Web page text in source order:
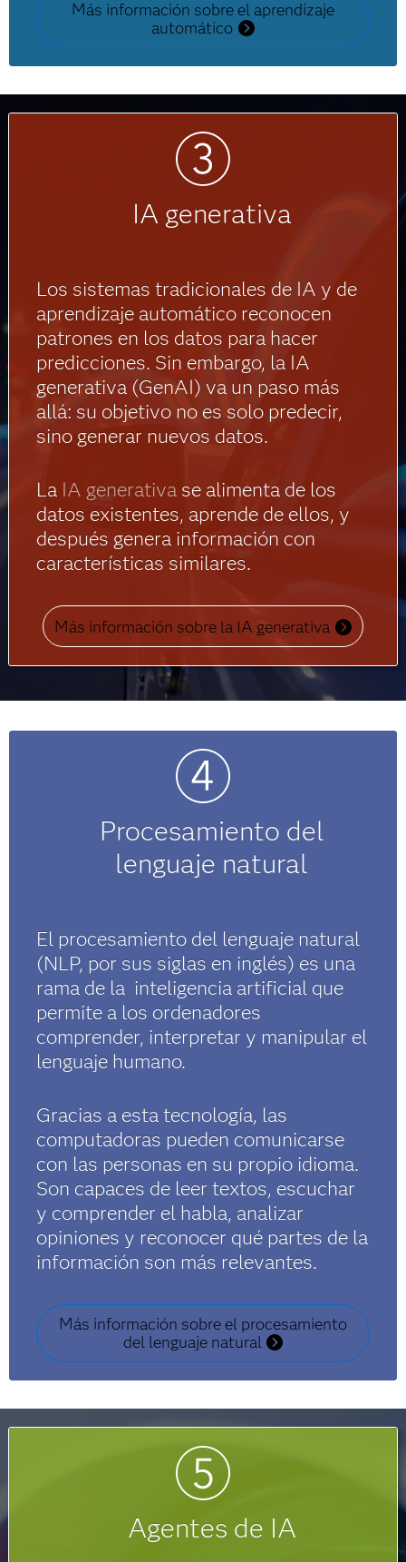
Más información sobre el aprendizaje
automático
IA generativa
Los sistemas tradicionales de IA y de
aprendizaje automático reconocen
patrones en los datos para hacer
predicciones. Sin embargo, la IA
generativa (GenAI) va un paso más
allá: su objetivo no es solo predecir,
sino generar nuevos datos.
La IA generativase alimenta de los
datos existentes, aprende de ellos, y
después genera información con
características similares.
Más información sobre la IA generativa
Procesamiento del
lenguaje natural
El procesamiento del lenguaje natural
(NLP, por sus siglas en inglés) es una
rama de la inteligencia artificial que
permite a los ordenadores
comprender, interpretar y manipular el
lenguaje humano.
Gracias a esta tecnología, las
computadoras pueden comunicarse
con las personas en su propio idioma.
Son capaces de leer textos, escuchar
y comprender el habla, analizar
opiniones y reconocer qué partes de la
información son más relevantes.
Más información sobre el procesamiento
del lenguaje natural
Agentes de IA